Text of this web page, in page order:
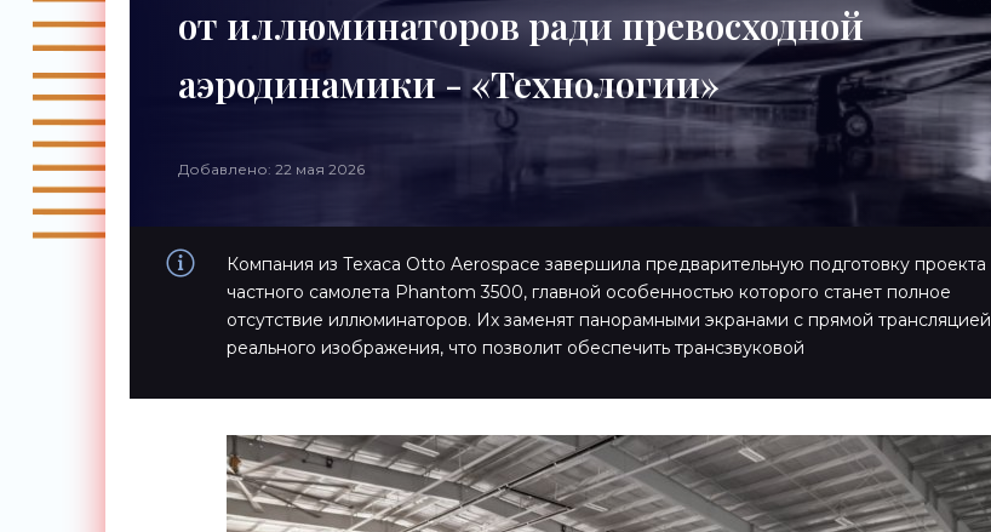
от иллюминаторов ради превосходной
аэродинамики - «Технологии»
Добавлено: 22 мая 2026
Компания из Техаса Otto Aerospace завершила предварительную подготовку проекта
частного самолета Phantom 3500, главной особенностью которого станет полное
отсутствие иллюминаторов. Их заменят панорамными экранами с прямой трансляцией
реального изображения, что позволит обеспечить трансзвуковой